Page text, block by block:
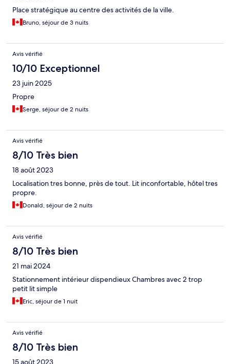
Place stratégique au centre des activités de la ville.
Bruno, séjour de 3 nuits
Avis vérifié
10/10 Exceptionnel
23 juin 2025
Propre
Serge, séjour de 2 nuits
Avis vérifié
8/10 Très bien
18 août 2023
Localisation tres bonne, près de tout. Lit inconfortable, hôtel tres
propre.
Donald, séjour de 2 nuits
Avis vérifié
8/10 Très bien
21 mai 2024
Stationnement intérieur dispendieux Chambres avec 2 trop
petit lit simple
Eric, séjour de 1 nuit
Avis vérifié
8/10 Très bien
15 août 2023